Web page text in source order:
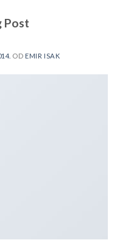
Post
OD EMIR ISAK